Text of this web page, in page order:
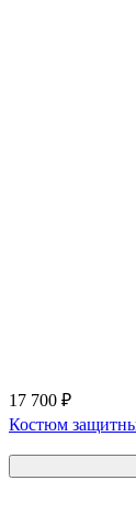
17 700 ₽
Костюм